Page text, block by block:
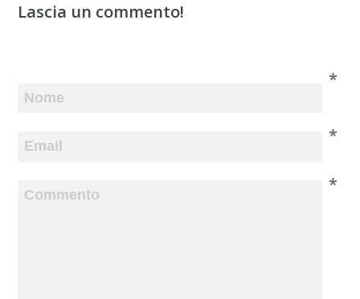
Lascia un commento!
*
*
*